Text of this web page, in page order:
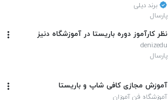
قهوهبرند دیلی
پارسال
نظر کارآموز دوره باریستا در آموزشگاه دنیز
denizedu
پارسال
آموزش مجازی کافی شاپ و باریستا
آموزشگاه فن آموزان